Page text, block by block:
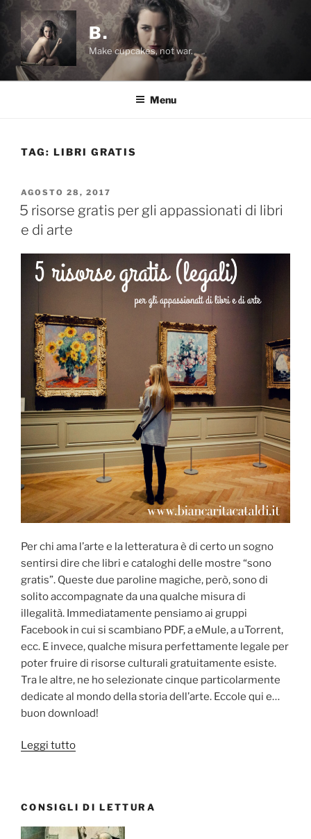
Salta
contenuto
B.
Make cupcakes, not war.
Menu
TAG: LIBRI GRATIS
PUBBLICATO
IL
AGOSTO 28, 2017
5 risorse gratis per gli appassionati di libri
e di arte
Per chi ama l’arte e la letteratura è di certo un sogno
sentirsi dire che libri e cataloghi delle mostre “sono
gratis”. Queste due paroline magiche, però, sono di
solito accompagnate da una qualche misura di
illegalità. Immediatamente pensiamo ai gruppi
Facebook in cui si scambiano PDF, a eMule, a uTorrent,
ecc. E invece, qualche misura perfettamente legale per
poter fruire di risorse culturali gratuitamente esiste.
Tra le altre, ne ho selezionate cinque particolarmente
dedicate al mondo della storia dell’arte. Eccole qui e…
buon download!
Leggi tutto“5
gli
appassionati
CONSIGLI DI LETTURA